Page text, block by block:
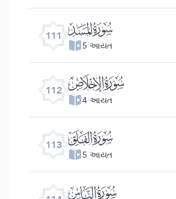
111 ﰜ
5 આયત
112 ﰝ
4 આયત
113 ﰞ
5 આયત
ﰟ